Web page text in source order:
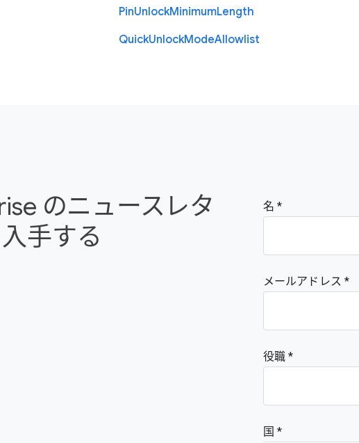
PinUnlockMinimumLength
QuickUnlockModeAllowlist
のニュースレタ
手する
名
メールアドレス
役職
国 *